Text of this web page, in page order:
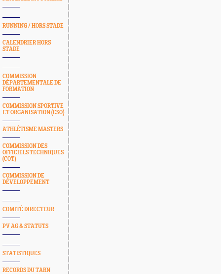
RUNNING / HORS STADE
CALENDRIER HORS
STADE
COMMISSION
DÉPARTEMENTALE DE
FORMATION
COMMISSION SPORTIVE
ET ORGANISATION (CSO)
ATHLÉTISME MASTERS
COMMISSION DES
OFFICIELS TECHNIQUES
(COT)
COMMISSION DE
DÉVELOPPEMENT
COMITÉ DIRECTEUR
PV AG & STATUTS
STATISTIQUES
RECORDS DU TARN